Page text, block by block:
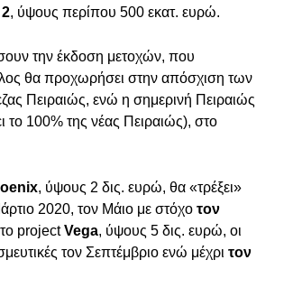
, ύψους περίπου 500 εκατ. ευρώ.
την έκδοση μετοχών, που
θα προχωρήσει στην απόσχιση των
Πειραιώς, ενώ η σημερινή Πειραιώς
το 100% της νέας Πειραιώς), στο
, ύψους 2 δις. ευρώ, θα «τρέξει»
2020, τον Μάιο με στόχο τον
projectVega, ύψους 5 δις. ευρώ, οι
τον Σεπτέμβριο ενώ μέχρι τον